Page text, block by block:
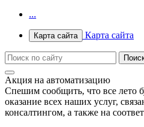
...
Карта сайта Карта сайта
Акция на автоматизацию
Спешим сообщить, что все лето
оказание всех наших услуг,
консалтингом, а также на